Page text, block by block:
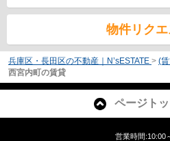
物件リクエ
兵庫区・長田区の不動産｜N’sESTATE > (
西宮内町の賃貸
ページト
営業時間:10:00